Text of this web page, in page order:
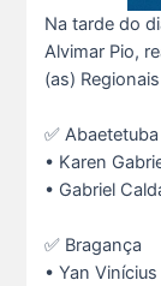
Na tarde do
Alvimar Pio,
(as)
✅ Abaetetuba
• Karen
• ⁠Gabriel
✅ Bragança
• Yan